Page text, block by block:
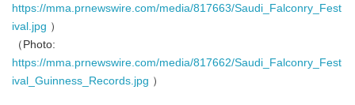
https://mma.prnewswire.com/media/817663/Saudi_Falconry_Fest
ival.jpg ）
（Photo:
https://mma.prnewswire.com/media/817662/Saudi_Falconry_Fest
ival_Guinness_Records.jpg ）